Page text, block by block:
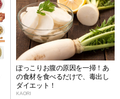
ぽっこりお腹の原因を一掃！あ
の食材を食べるだけで、毒出し
ダイエット！
KAORI